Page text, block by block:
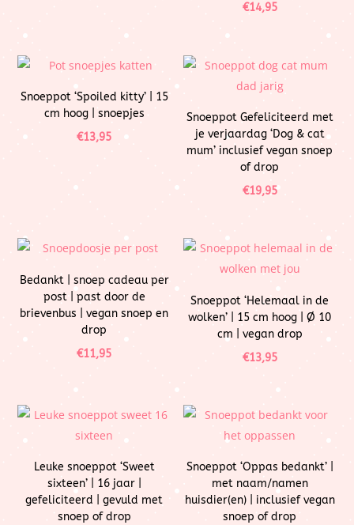
€14,95
Snoeppot ‘Spoiled kitty’ | 15
cm hoog | snoepjes
€13,95
Snoeppot Gefeliciteerd met
je verjaardag ‘Dog & cat
mum’ inclusief vegan snoep
of drop
€19,95
Bedankt | snoep cadeau per
post | past door de
brievenbus | vegan snoep en
drop
€11,95
Snoeppot ‘Helemaal in de
wolken’ | 15 cm hoog | Ø 10
cm | vegan drop
€13,95
Leuke snoeppot ‘Sweet
sixteen’ | 16 jaar |
gefeliciteerd | gevuld met
snoep of drop
Snoeppot ‘Oppas bedankt’ |
met naam/namen
huisdier(en) | inclusief vegan
snoep of drop